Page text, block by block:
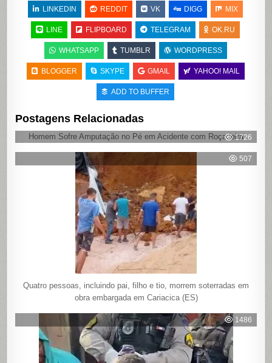
LINKEDIN REDDIT VK DIGG MIX
LINE FLIPBOARD TELEGRAM OK.RU
WHATSAPP TUMBLR WORDPRESS
BLOGGER SKYPE GMAIL YAHOO! MAIL
ADD TO BUFFER
Postagens Relacionadas
1726
Homem Sofre Amputação no Pé em Acidente com Roçadeira
507
Quatro pessoas, incluindo pai, filho e tio, morrem soterradas em
obra embargada em Cariacica (ES)
1486